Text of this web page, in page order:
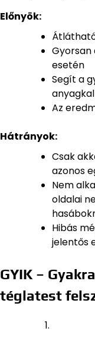
Előnyök:
esetén
Segít a
Az
Hátrányok:
Csak
azonos
Nem
oldalai
Hibás
jelentős
GYIK –
téglatest